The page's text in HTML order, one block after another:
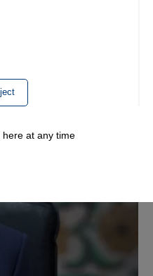
at any time.